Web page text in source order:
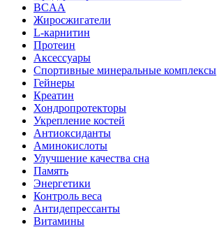
BCAA
Жиросжигатели
L-карнитин
Протеин
Аксессуары
Спортивные минеральные комплексы
Гейнеры
Креатин
Хондропротекторы
Укрепление костей
Антиоксиданты
Аминокислоты
Улучшение качества сна
Память
Энергетики
Контроль веса
Антидепрессанты
Витамины